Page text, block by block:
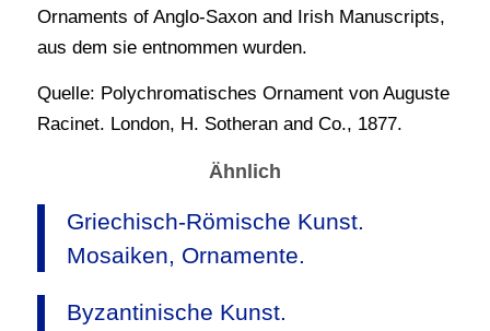
Ornaments of Anglo-Saxon and Irish Manuscripts,
aus dem sie entnommen wurden.
Quelle: Polychromatisches Ornament von Auguste
Racinet. London, H. Sotheran and Co., 1877.
Ähnlich
Griechisch-Römische Kunst.
Mosaiken, Ornamente.
Byzantinische Kunst.